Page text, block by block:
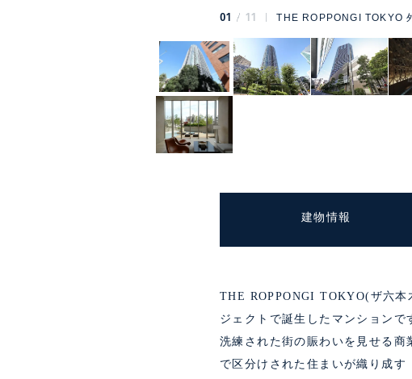
01 11 THE ROPPONGI TOKYO
建物情報
THE ROPPONGI TOKYO(ザ六本
ジェクトで誕生したマンションで
洗練された街の賑わいを見せる
で区分けされた住まいが織り成